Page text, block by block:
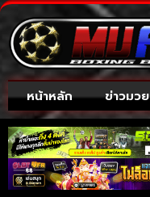
หน้าหลัก ข่าวมวย